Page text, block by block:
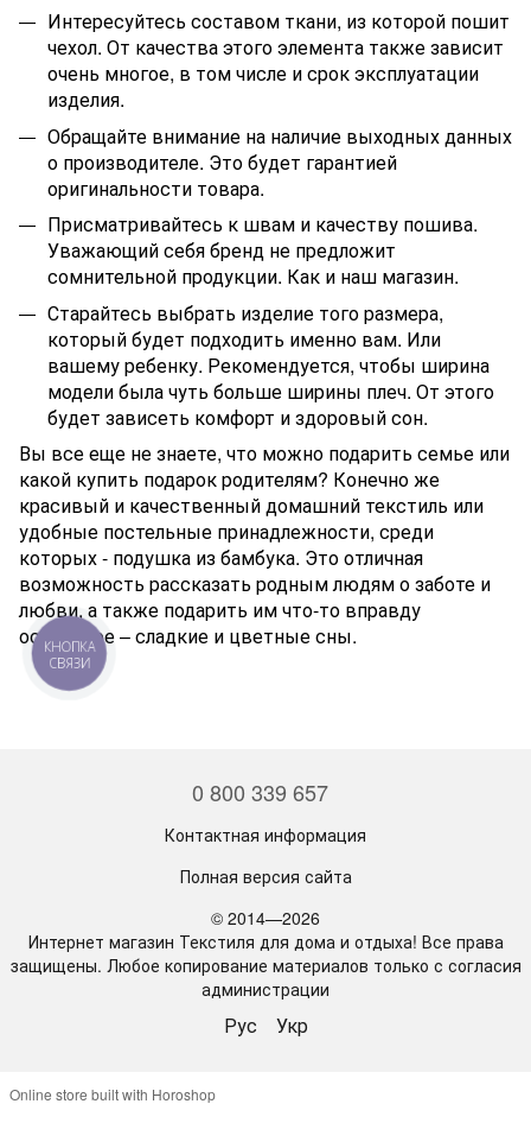
Интересуйтесь составом ткани, из которой пошит
чехол. От качества этого элемента также зависит
очень многое, в том числе и срок эксплуатации
изделия.
Обращайте внимание на наличие выходных данных
о производителе. Это будет гарантией
оригинальности товара.
Присматривайтесь к швам и качеству пошива.
Уважающий себя бренд не предложит
сомнительной продукции. Как и наш магазин.
Старайтесь выбрать изделие того размера,
который будет подходить именно вам. Или
вашему ребенку. Рекомендуется, чтобы ширина
модели была чуть больше ширины плеч. От этого
будет зависеть комфорт и здоровый сон.
Вы все еще не знаете, что можно подарить семье или
какой купить подарок родителям? Конечно же
красивый и качественный домашний текстиль или
удобные постельные принадлежности, среди
которых - подушка из бамбука. Это отличная
возможность рассказать родным людям о заботе и
любви, а также подарить им что-то вправду
особенное – сладкие и цветные сны.
0 800 339 657
Контактная информация
Полная версия сайта
© 2014—2026
Интернет магазин Текстиля для дома и отдыха! Все права
защищены. Любое копирование материалов только с согласия
администрации
Рус Укр
Online store built with Horoshop
КНОПКА
СВЯЗИ